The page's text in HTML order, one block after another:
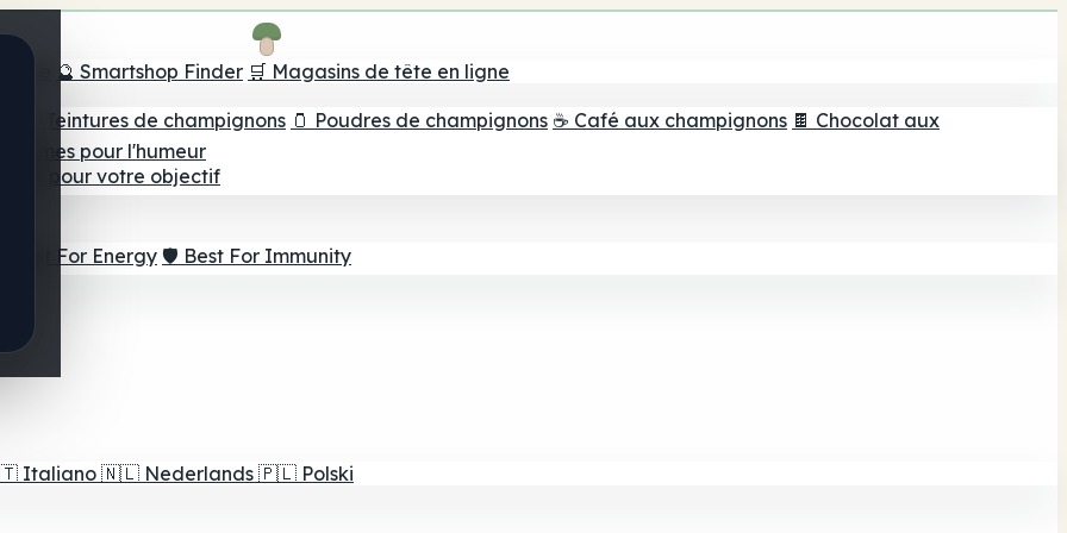
tête 🔮 Smartshop Finder 🛒 Magasins de tête en ligne
💧 Teintures de champignons 🫙 Poudres de champignons ☕ Café aux champignons 🍫 Chocolat aux
Gommes pour l'humeur
pour votre objectif
⚡ Best For Energy 🛡️ Best For Immunity
Italiano 🇳🇱 Nederlands 🇵🇱 Polski